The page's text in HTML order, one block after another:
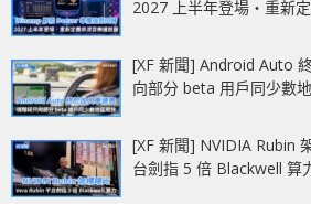
2027 上半年登場‧重新
[XF 新聞] Android Auto
向部分 beta 用戶同少數
[XF 新聞] NVIDIA Rubin
台劍指 5 倍 Blackwell 算